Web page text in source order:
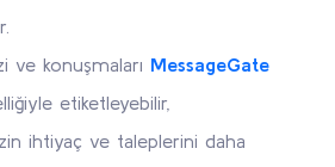
ve konuşmaları MessageGate
etiketleyebilir,
ihtiyaç ve taleplerini daha